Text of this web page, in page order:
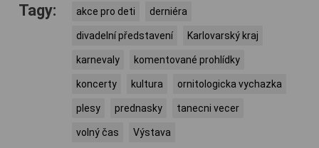
Tagy: akce pro deti derniéra
divadelní představení Karlovarský kraj
karnevaly komentované prohlídky
koncerty kultura ornitologicka vychazka
plesy prednasky tanecni vecer
volný čas Výstava